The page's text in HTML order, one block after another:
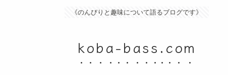
《のんびりと趣味について語るブログです》
koba-bass.com